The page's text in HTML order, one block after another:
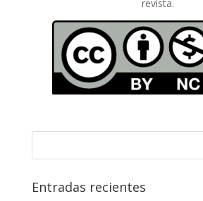
revista.
Entradas recientes